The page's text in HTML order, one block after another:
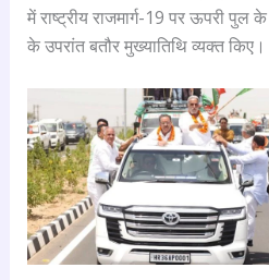
में राष्ट्रीय राजमार्ग-19 पर ऊपरी पुल
के उपरांत बतौर मुख्यातिथि व्यक्त किए।